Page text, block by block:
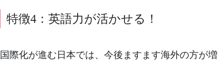
特徴4：英語力が活かせる！
国際化が進む日本では、今後ますます海外の方が増